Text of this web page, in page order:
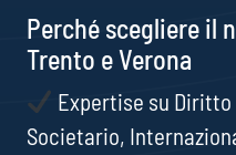
Perché scegliere il
Trento e Verona
Expertise su Diritto
Societario,